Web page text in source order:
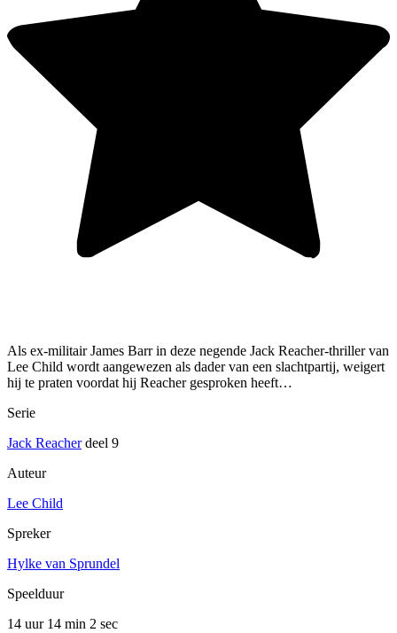
Als ex-militair James Barr in deze negende Jack Reacher-thriller van
Lee Child wordt aangewezen als dader van een slachtpartij, weigert
hij te praten voordat hij Reacher gesproken heeft…
Serie
Jack Reacherdeel 9
Auteur
Lee Child
Spreker
Hylke van Sprundel
Speelduur
14 uur 14 min 2 sec